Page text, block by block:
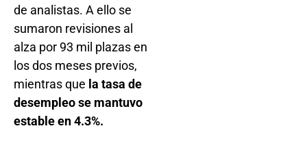
de analistas. A ello se
sumaron revisiones al
alza por 93 mil plazas en
los dos meses previos,
mientras que la tasa de
desempleo se mantuvo
estable en 4.3%.